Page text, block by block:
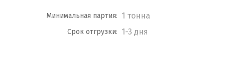
Минимальная партия: 1 тонна
Срок отгрузки: 1-3 дня